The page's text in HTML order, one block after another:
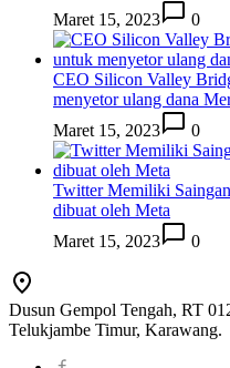
Maret 15, 2023
0
CEO Silicon Valley
menyetor ulang dana
Maret 15, 2023
0
Twitter Memiliki
dibuat oleh Meta
Maret 15, 2023
0
Dusun Gempol Tengah, RT
Telukjambe Timur, Karawang.